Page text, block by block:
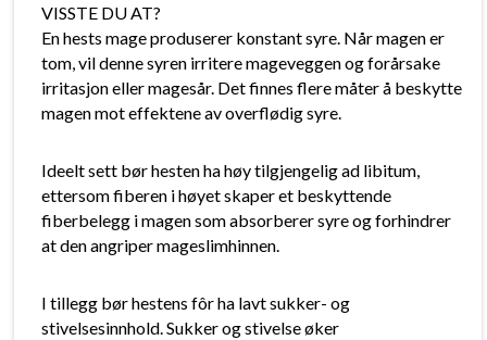
VISSTE DU AT?
En hests mage produserer konstant syre. Når magen er
tom, vil denne syren irritere mageveggen og forårsake
irritasjon eller magesår. Det finnes flere måter å beskytte
magen mot effektene av overflødig syre.
Ideelt sett bør hesten ha høy tilgjengelig ad libitum,
ettersom fiberen i høyet skaper et beskyttende
fiberbelegg i magen som absorberer syre og forhindrer
at den angriper mageslimhinnen.
I tillegg bør hestens fôr ha lavt sukker- og
stivelsesinnhold. Sukker og stivelse øker